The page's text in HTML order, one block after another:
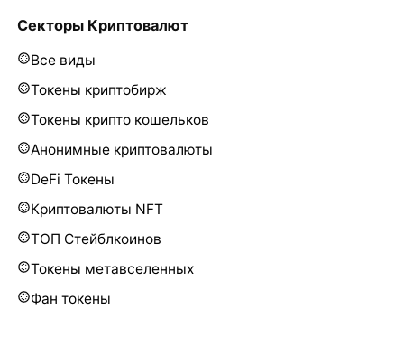
Секторы Криптовалют
Все виды
Токены криптобирж
Токены крипто кошельков
Анонимные криптовалюты
DeFi Токены
Криптовалюты NFT
ТОП Стейблкоинов
Токены метавселенных
Фан токены